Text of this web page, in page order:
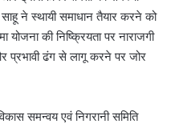
ने स्थायी समाधान तैयार करने को
की निष्क्रियता पर नाराजगी
प्रभावी ढंग से लागू करने पर जोर
समन्वय एवं निगरानी समिति